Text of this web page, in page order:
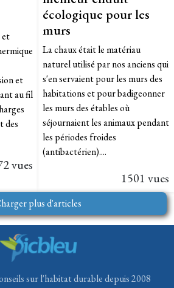
et
et
au fil
des
vues
écologique pour les
murs
La chaux était le matériau
naturel utilisé par nos anciens qui
s'en servaient pour les murs des
habitations et pour badigeonner
les murs des étables où
séjournaient les animaux pendant
les périodes froides
(antibactérien)....
1501 vues
plus d'articles
sur l'habitat durable depuis 2008